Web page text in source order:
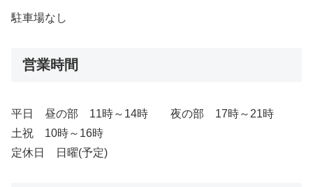
駐車場なし
営業時間
平日 昼の部 11時～14時 夜の部 17時～21時
土祝 10時～16時
定休日 日曜(予定)